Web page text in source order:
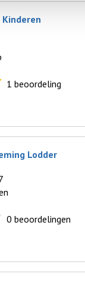
1 beoordeling
Lodder
0 beoordelingen